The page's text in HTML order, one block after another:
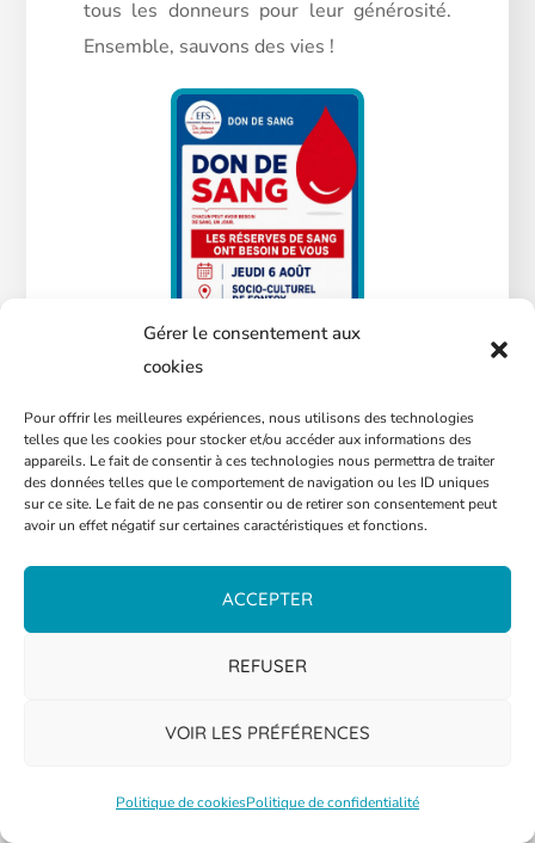
Gérer le consentement aux
cookies
Pour offrir les meilleures expériences, nous utilisons des technologies
telles que les cookies pour stocker et/ou accéder aux informations des
appareils. Le fait de consentir à ces technologies nous permettra de traiter
des données telles que le comportement de navigation ou les ID uniques
sur ce site. Le fait de ne pas consentir ou de retirer son consentement peut
avoir un effet négatif sur certaines caractéristiques et fonctions.
ACCEPTER
REFUSER
VOIR LES PRÉFÉRENCES
Politique de cookiesPolitique de confidentialité
tous les donneurs pour leur générosité.
Ensemble, sauvons des vies !
Sabrina FUNK 29 juillet 2026 0